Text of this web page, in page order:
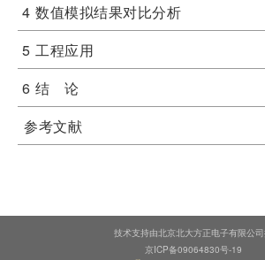
4 数值模拟结果对比分析
5 工程应用
6 结 论
参考文献
技术支持由北京北大方正电子有限公
京ICP备09064830号-19